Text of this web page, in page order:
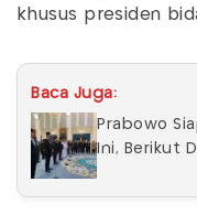
khusus presiden
Baca Juga:
Prabowo
Ini, Berikut